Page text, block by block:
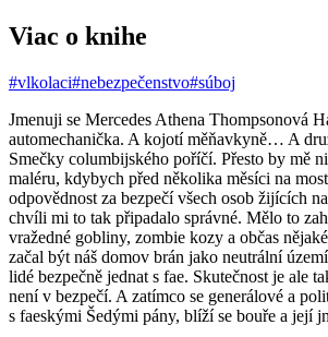
Viac o knihe
#vlkolaci#nebezpečenstvo#súboj
Jmenuji se Mercedes Athena Thompsonová
automechanička. A kojotí měňavkyně… A
Smečky columbijského poříčí. Přesto by mě
maléru, kdybych před několika měsíci na
odpovědnost za bezpečí všech osob žijících
chvíli mi to tak připadalo správné. Mělo to
vražedné gobliny, zombie kozy a občas
začal být náš domov brán jako neutrální
lidé bezpečně jednat s fae. Skutečnost je ale
není v bezpečí. A zatímco se generálové a
s faeskými Šedými pány, blíží se bouře a její